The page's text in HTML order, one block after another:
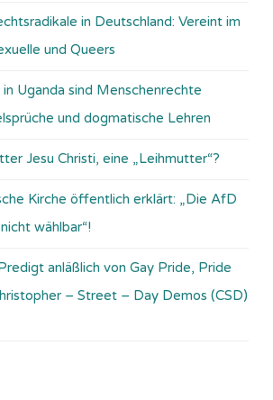
in Deutschland: Vereint im
und Queers
Uganda sind Menschenrechte
und dogmatische Lehren
Jesu Christi, eine „Leihmutter“?
Kirche öffentlich erklärt: „Die AfD
wählbar“!
anläßlich von Gay Pride, Pride
– Street – Day Demos (CSD)